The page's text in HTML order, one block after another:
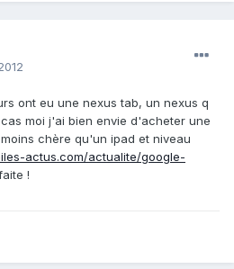
ont eu une nexus tab, un nexus q
moi j'ai bien envie d'acheter une
chère qu'un ipad et niveau
actus.com/actualite/google-
!